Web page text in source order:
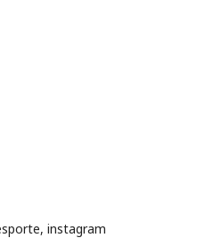
instagram